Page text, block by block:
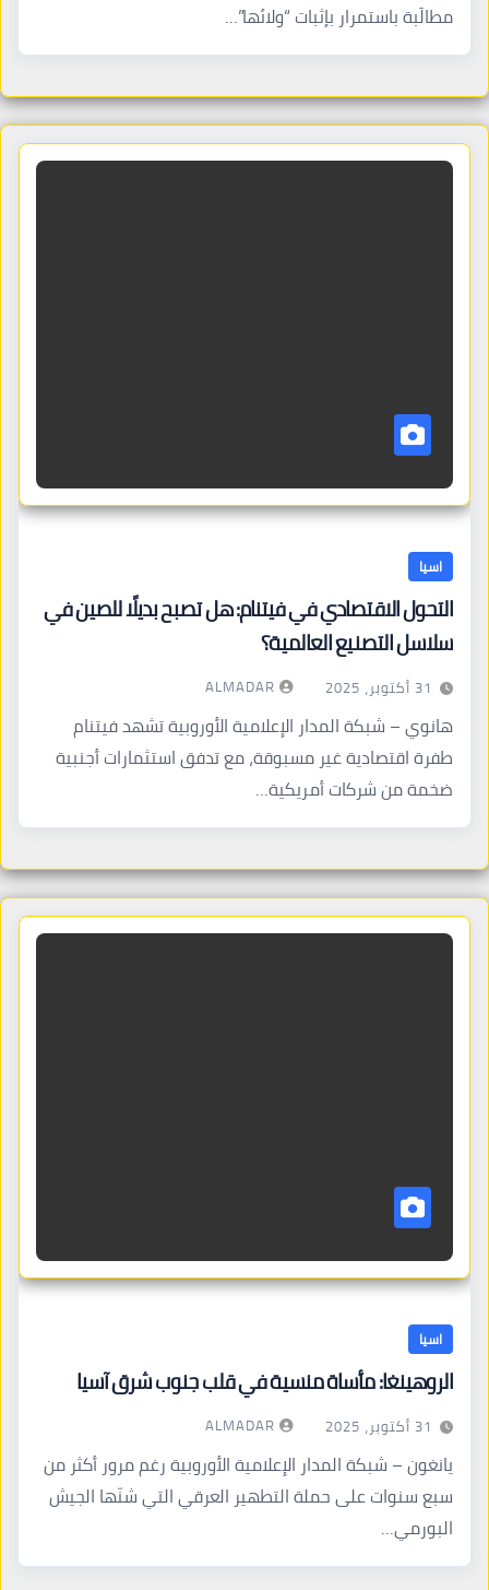
مطالَبة باستمرار بإثبات “ولائها”…
اسيا
التحول الاقتصادي في فيتنام: هل تصبح بديلًا للصين في
سلاسل التصنيع العالمية؟
31 أكتوبر، 2025 ALMADAR
هانوي – شبكة المدار الإعلامية الأوروبية تشهد فيتنام
طفرة اقتصادية غير مسبوقة، مع تدفق استثمارات أجنبية
ضخمة من شركات أمريكية…
اسيا
الروهينغا: مأساة منسية في قلب جنوب شرق آسيا
31 أكتوبر، 2025 ALMADAR
يانغون – شبكة المدار الإعلامية الأوروبية رغم مرور أكثر من
سبع سنوات على حملة التطهير العرقي التي شنّها الجيش
البورمي…